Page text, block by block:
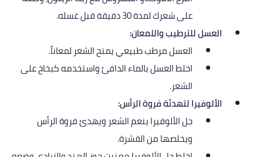
على شعرك لمدة 30 دقيقة قبل غسله.
العسل للترطيب واللمعان:
العسل مرطب طبيعي يمنح الشعر لمعاناً.
اخلط العسل بالماء الدافئ واستخدمه كبخاخ على
الشعر.
الألوفيرا لتهدئة فروة الرأس:
جل الألوفيرا ينعم الشعر ويهدئ فروة الرأس
ويخلصها من القشرة.